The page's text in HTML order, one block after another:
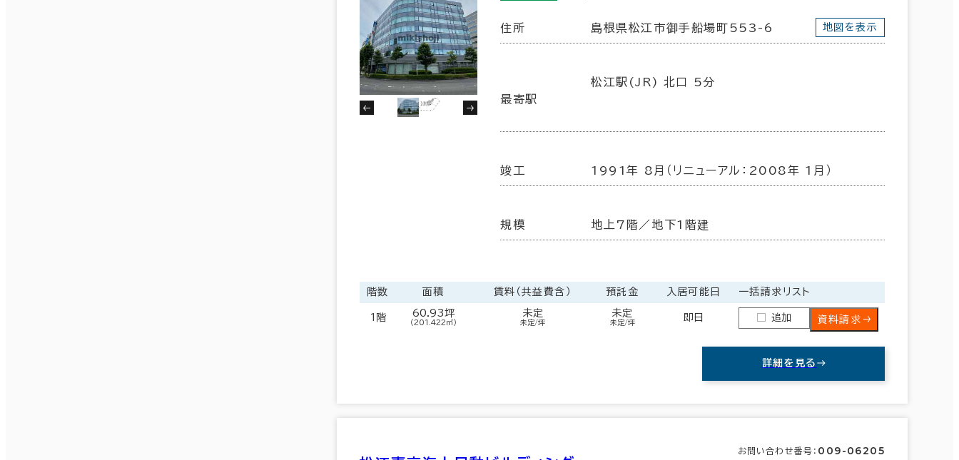
住所 島根県松江市御手船場町553-6 地図を表示
最寄駅
松江駅(JR) 北口 5分
竣工 1991年 8月（リニューアル：2008年 1月）
規模 地上7階／地下1階建
階数 面積 賃料（共益費含） 預託金 入居可能日 一括請求リスト
1階 60.93坪
（201.422㎡）
未定
未定/坪
未定
未定/坪 即日 追加 資料請求
詳細を見る
お問い合わせ番号： 009-06205